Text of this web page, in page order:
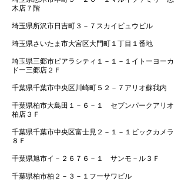
木店７階
埼玉県所沢市日吉町３－７スカイビュウビル
埼玉県さいたま市大宮区大門町１丁目１番地
埼玉県三郷市ピアラシティ１－１－１イトーヨーカ
ドー三郷店２Ｆ
千葉県千葉市中央区川崎町５２－７アリオ蘇我内
千葉県柏市大島田１－６－１ セブンパークアリオ
柏店３Ｆ
千葉県千葉市中央区富士見２－１－１ビックカメラ
８Ｆ
千葉県旭市イ－２６７６－１ サンモ－ル３Ｆ
千葉県柏市柏２－３－１フーサワビル